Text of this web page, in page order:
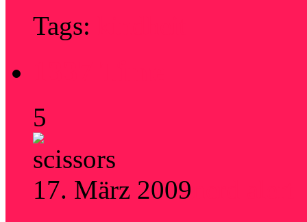
Tags:
5
17. März 2009